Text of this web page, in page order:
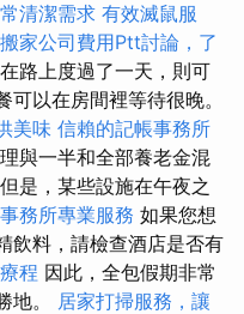
清潔需求 有效滅鼠服
搬家公司費用Ptt討論，了
路上度過了一天，則可
以在房間裡等待很晚。
美味 信賴的記帳事務所
與一半和全部養老金混
是，某些設施在午夜之
務所專業服務 如果您想
飲料，請檢查酒店是否有
程 因此，全包假期非常
地。 居家打掃服務，讓